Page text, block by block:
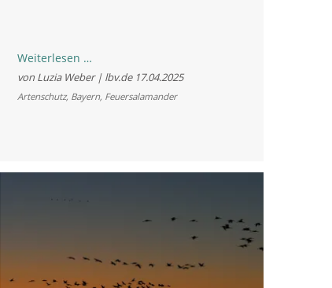
Weiterlesen …
Infotafeln
im
von Luzia Weber | lbv.de 17.04.2025
Artenschutz, Bayern, Feuersalamander